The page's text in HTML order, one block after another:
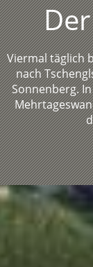
Viermal täglich
nach
Sonnenberg.